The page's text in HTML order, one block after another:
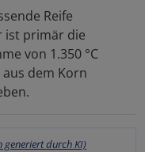
Reife
ist primär die
von 1.350 °C
dem Korn